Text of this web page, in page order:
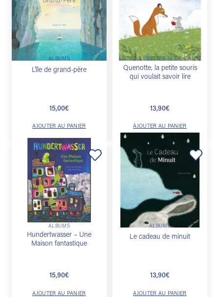
à la
liste de
souhaits
ALBUMS
L’île de grand-père
15,00€
AJOUTER AU PANIER
liste de
LIVRES ILLUSTRÉS (+ DE 3 ANS)
Quenotte, la petite souris
qui voulait savoir lire
13,90€
AJOUTER AU PANIER
à la
liste de
souhaits
ALBUMS
Hundertwasser – Une
Maison fantastique
15,90€
AJOUTER AU PANIER
à la
ALBUMS
Le cadeau de minuit
13,90€
AJOUTER AU PANIER